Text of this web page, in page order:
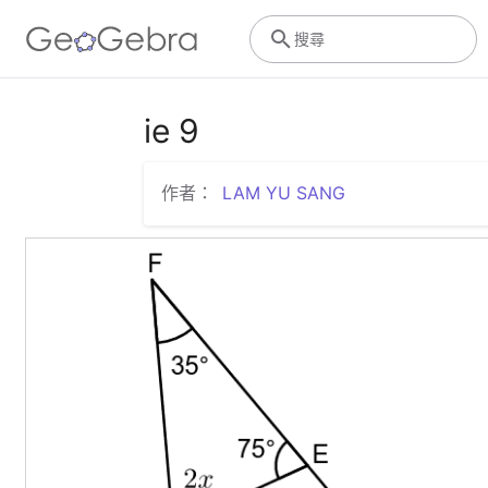
搜尋
ie 9
作者： LAM YU SANG